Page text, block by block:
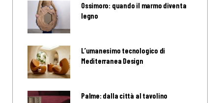
Ossimoro: quando il marmo diventa
legno
L’umanesimo tecnologico di
Mediterranea Design
Palme: dalla città al tavolino